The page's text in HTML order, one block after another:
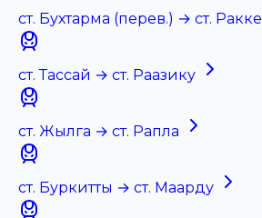
ст. Бухтарма (перев.) → ст. Ракке
ст. Тассай → ст. Раазику
ст. Жылга → ст. Рапла
ст. Буркитты → ст. Маарду